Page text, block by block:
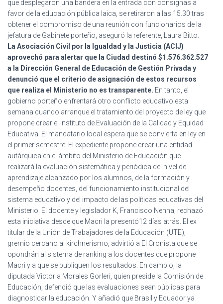
que desplegaron una bandera en la entrada con consignas a
favor de la educación pública laica, se retiraron a las 15.30 tras
obtener el compromiso de una reunión con funcionarios de la
jefatura de Gabinete porteño, aseguró la referente, Laura Bitto.
La Asociación Civil por la Igualdad y la Justicia (ACIJ)
aprovechó para alertar que la Ciudad destinó $1.576.362.527
a la Dirección General de Educación de Gestión Privada y
denunció que el criterio de asignación de estos recursos
que realiza el Ministerio no es transparente. En tanto, el
gobierno porteño enfrentará otro conflicto educativo esta
semana cuando arranque el tratamiento del proyecto de ley que
propone crear el Instituto de Evaluación de la Calidad y Equidad
Educativa. El mandatario local espera que se convierta en ley en
el primer semestre. El expediente propone crear una entidad
autárquica en el ámbito del Ministerio de Educación que
realizará la evaluación sistemática y periódica del nivel de
aprendizaje alcanzado por los alumnos, de la formación y
desempeño docentes, del funcionamiento institucional del
sistema educativo y del impacto de las políticas educativas del
Ministerio. El docente y legislador K, Francisco Nenna, rechazó
esta iniciativa desde que Macri la presentó12 días atrás. El ex
titular de la Unión de Trabajadores de la Educación (UTE),
gremio cercano al kirchnerismo, advirtió a El Cronista que se
opondrán al sistema de ranking a los docentes que propone
Macri y a que se publiquen los resultados. En cambio, la
diputada Victoria Morales Gorleri, quien preside la Comisión de
Educación, defendió que las evaluaciones sean públicas para
diagnosticar la educación. Y añadió que Brasil y Ecuador ya